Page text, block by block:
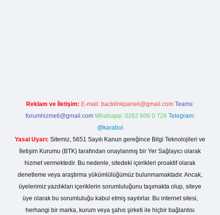
Reklam ve İletişim: E-mail: backlinkpaneli@gmail.com Teams:
forumhizmeti@gmail.com Whatsapp: 0262 606 0 726 Telegram:
@karabul
Yasal Uyarı: Sitemiz, 5651 Sayılı Kanun gereğince Bilgi Teknolojileri ve
İletişim Kurumu (BTK) tarafından onaylanmış bir Yer Sağlayıcı olarak
hizmet vermektedir. Bu nedenle, sitedeki içerikleri proaktif olarak
denetleme veya araştırma yükümlülüğümüz bulunmamaktadır. Ancak,
üyelerimiz yazdıkları içeriklerin sorumluluğunu taşımakta olup, siteye
üye olarak bu sorumluluğu kabul etmiş sayılırlar. Bu internet sitesi,
herhangi bir marka, kurum veya şahıs şirketi ile hiçbir bağlantısı